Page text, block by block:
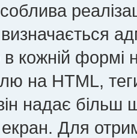
в кожній
на HTML,
надає більш
Для